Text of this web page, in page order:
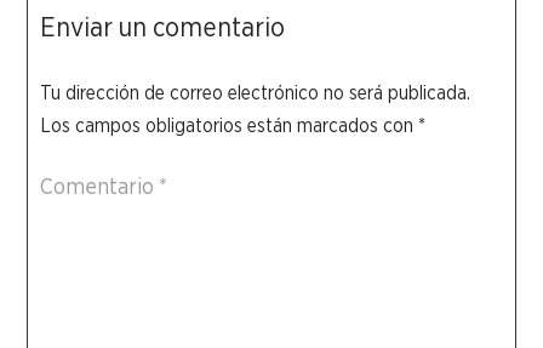
Enviar un comentario
Tu dirección de correo electrónico no será publicada.
Los campos obligatorios están marcados con *